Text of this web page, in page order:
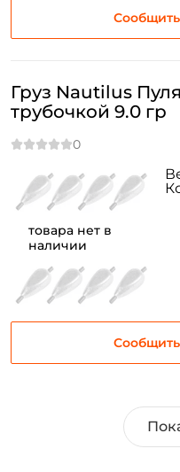
товара нет в
наличии
Груз Nautilus
трубочкой 9.0 гр